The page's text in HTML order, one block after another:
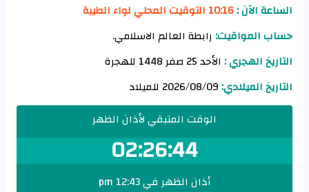
الساعة الآن :10:16 التوقيت المحلي لواء الطيبة
حساب المواقيت: رابطة العالم الاسلامي.
التاريخ الهجري : الأحد 25 صفر 1448 للهجرة
التاريخ الميلادي:
الوقت المتبقي لأذان الظهر
02:26:43
أذان الظهر في 12:43 pm